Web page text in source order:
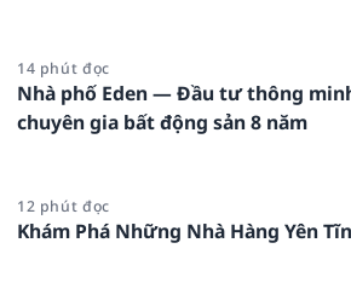
14 phút đọc
Nhà phố Eden — Đầu tư thông
chuyên gia bất động sản 8 năm
12 phút đọc
Khám Phá Những Nhà Hàng Yên